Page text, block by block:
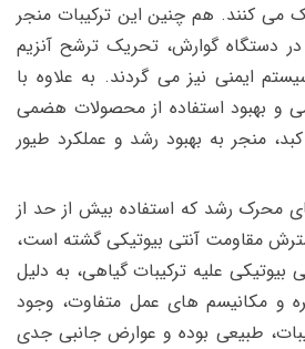
می کنند. هم چنین این ترکیبات منجر
در دستگاه گوارش، تحریک ترشح آنزیم
ایمنی نیز می گردند. به علاوه با
و بهبود استفاده از محصولات هضمی
منجر به بهبود رشد و عملکرد طیور
محرک رشد که استفاده بیش از حد از
مقاومت آنتی بیوتیکی گشته است،
بیوتیکی علیه ترکیبات گیاهی، به دلیل
و مکانیسم های عمل متفاوت، وجود
طبیعی بوده و عوارض جانبی جدی